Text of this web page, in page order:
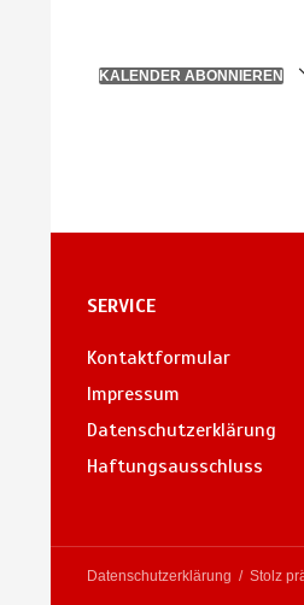
KALENDER ABONNIEREN
SERVICE
Kontaktformular
Impressum
Datenschutzerklärung
Haftungsausschluss
Datenschutzerklärung Stolz